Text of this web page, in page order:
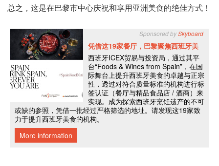
总之，这是在巴黎市中心庆祝和享用亚洲美食的绝佳方式！